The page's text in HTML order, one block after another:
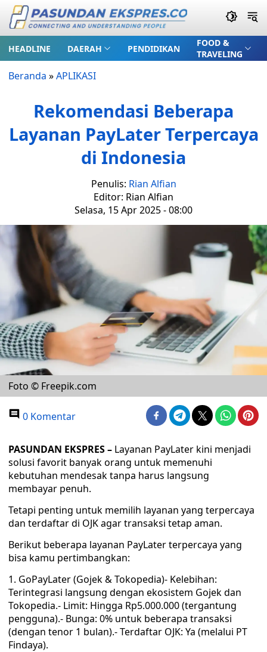
HEADLINE DAERAH PENDIDIKAN
FOOD &
TRAVELING
Beranda »APLIKASI
Rekomendasi Beberapa
Layanan PayLater Terpercaya
di Indonesia
Penulis: Rian Alfian
Editor: Rian Alfian
Selasa, 15 Apr 2025 - 08:00
Foto © Freepik.com
0 Komentar
PASUNDAN EKSPRES – Layanan PayLater kini menjadi
solusi favorit banyak orang untuk memenuhi
kebutuhan mendesak tanpa harus langsung
membayar penuh.
Tetapi penting untuk memilih layanan yang terpercaya
dan terdaftar di OJK agar transaksi tetap aman.
Berikut beberapa layanan PayLater terpercaya yang
bisa kamu pertimbangkan:
1. GoPayLater (Gojek & Tokopedia)- Kelebihan:
Terintegrasi langsung dengan ekosistem Gojek dan
Tokopedia.- Limit: Hingga Rp5.000.000 (tergantung
pengguna).- Bunga: 0% untuk beberapa transaksi
(dengan tenor 1 bulan).- Terdaftar OJK: Ya (melalui PT
Findaya).